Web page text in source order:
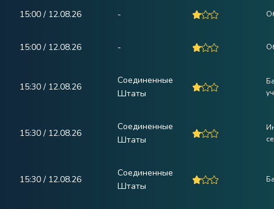
15:00 / 12.08.26 -
15:00 / 12.08.26 -
15:30 / 12.08.26
Соединенные
Штаты
15:30 / 12.08.26
Соединенные
Штаты
15:30 / 12.08.26
Соединенные
Штаты